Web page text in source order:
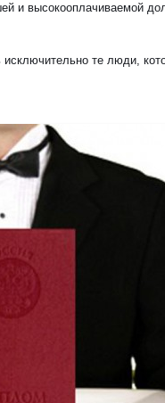
и высокооплачиваемой
те люди,